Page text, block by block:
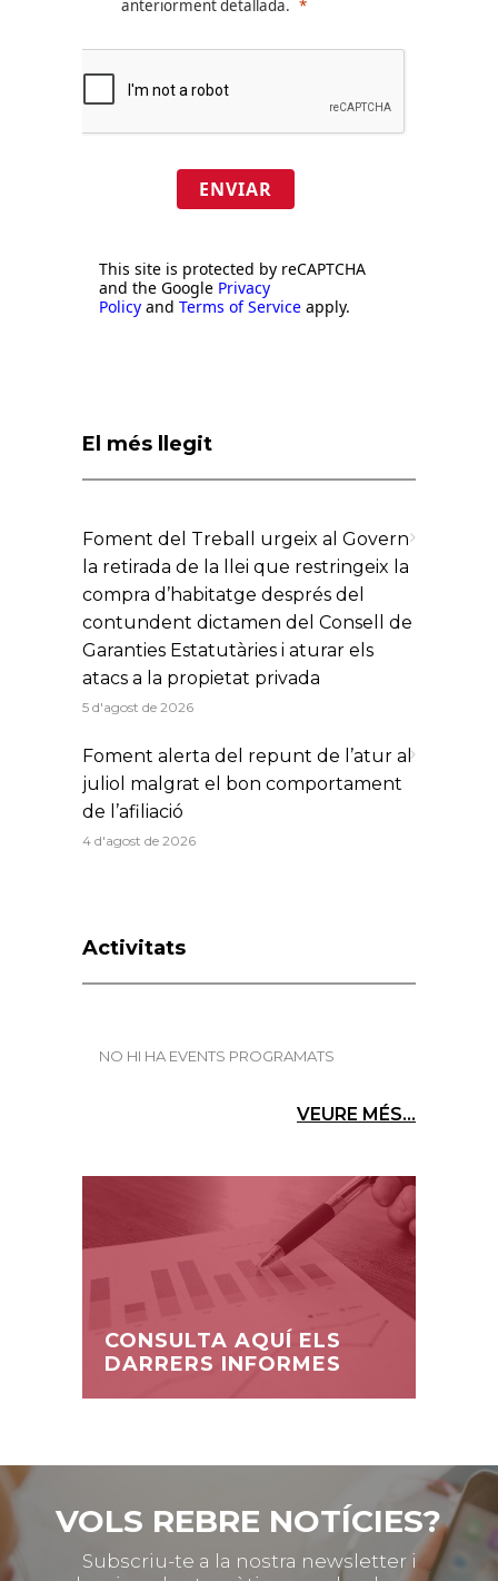
anteriorment detallada.
ENVIAR
This site is protected by reCAPTCHA
and the Google Privacy
Policy and Terms of Service apply.
El més llegit
Foment del Treball urgeix al Govern
la retirada de la llei que restringeix la
compra d’habitatge després del
contundent dictamen del Consell de
Garanties Estatutàries i aturar els
atacs a la propietat privada
5 d'agost de 2026
Foment alerta del repunt de l’atur al
juliol malgrat el bon comportament
de l’afiliació
4 d'agost de 2026
Activitats
NO HI HA EVENTS PROGRAMATS
VEURE MÉS...
CONSULTA AQUÍ ELS
DARRERS INFORMES
VOLS REBRE NOTÍCIES?
Subscriu-te a la nostra newsletter i